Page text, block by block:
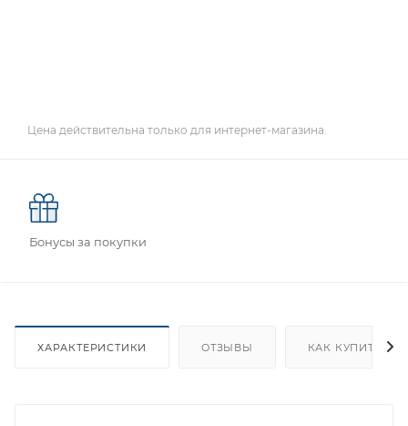
Цена действительна только для интернет-магазина.
Бонусы за покупки
ХАРАКТЕРИСТИКИ ОТЗЫВЫ КАК КУПИТЬ